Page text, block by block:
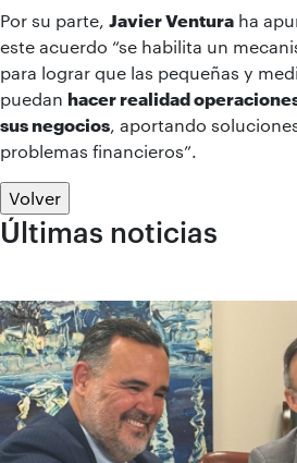
Por su parte, Javier Ventura ha
este acuerdo “se habilita un
para lograr que las pequeñas y
puedan hacer realidad
sus negocios , aportando
problemas financieros”.
Volver
Últimas noticias